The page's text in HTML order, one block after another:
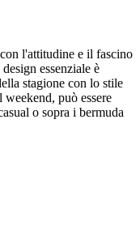
l'attitudine e il fascino
essenziale è
stagione con lo stile
può essere
o sopra i bermuda